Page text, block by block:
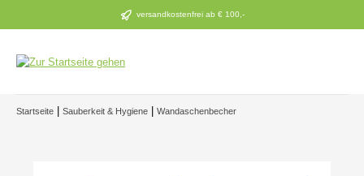
Zum Hauptinhalt springen versandkostenfrei ab € 100,-
Startseite Sauberkeit & Hygiene Wandaschenbecher